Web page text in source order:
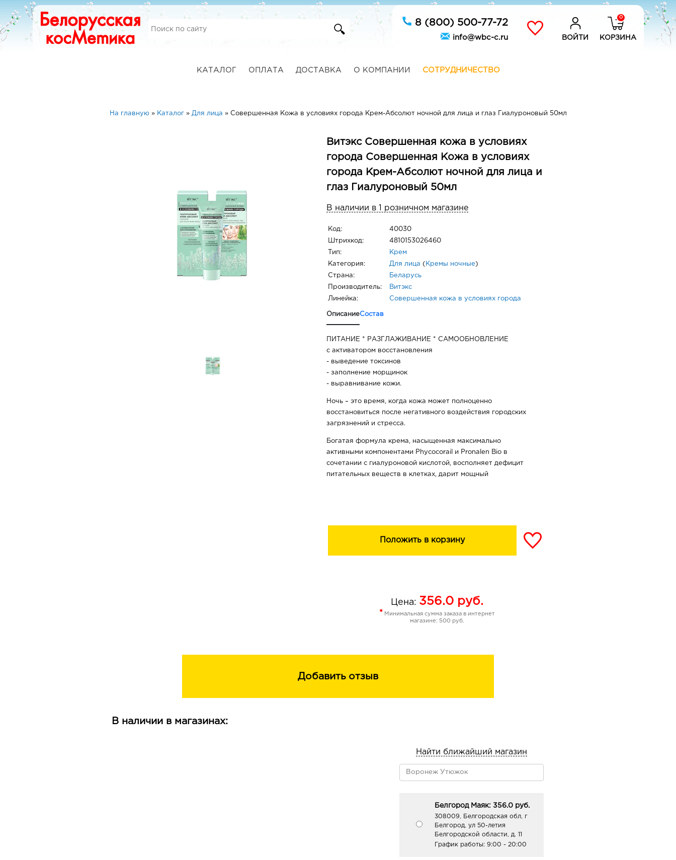
8 (800) 500-77-72
info@wbc-c.ru ВОЙТИ
0
КОРЗИНА
КАТАЛОГ ОПЛАТА ДОСТАВКА О КОМПАНИИ СОТРУДНИЧЕСТВО
На главную» Каталог» Для лица » Совершенная Кожа в условиях города Крем-Абсолют ночной для лица и глаз Гиалуроновый 50мл
Витэкс Совершенная кожа в условиях
города Совершенная Кожа в условиях
города Крем-Абсолют ночной для лица и
глаз Гиалуроновый 50мл
В наличии в 1 розничном магазине
Код: 40030
Штрихкод: 4810153026460
Тип: Крем
Категория: Для лица ( Кремы ночные )
Страна: Беларусь
Производитель: Витэкс
Линейка: Совершенная кожа в условиях города
ОписаниеСостав
ПИТАНИЕ * РАЗГЛАЖИВАНИЕ * САМООБНОВЛЕНИЕ
с активатором восстановления
- выведение токсинов
- заполнение морщинок
- выравнивание кожи.
Ночь – это время, когда кожа может полноценно
восстановиться после негативного воздействия городских
загрязнений и стресса.
Богатая формула крема, насыщенная максимально
активными компонентами Phycocorail и Pronalen Bio в
сочетании с гиалуроновой кислотой, восполняет дефицит
питательных веществ в клетках, дарит мощный
отдыхаете.
Активатор восстановления:
мелкие морщинки, овал лица становится более четким,
значительно повышается упругость кожи.
сияние, она готова противостоять вызовам нового дня.
Положить в корзину
Цена: 356.0 руб.
* Минимальная сумма заказа в интернет
магазине: 500 руб.
Добавить отзыв
В наличии в магазинах:
Найти ближайший магазин
Белгород Маяк: 356.0 руб.
308009, Белгородская обл, г
Белгород, ул 50-летия
Белгородской области, д. 11
График работы: 9:00 - 20:00